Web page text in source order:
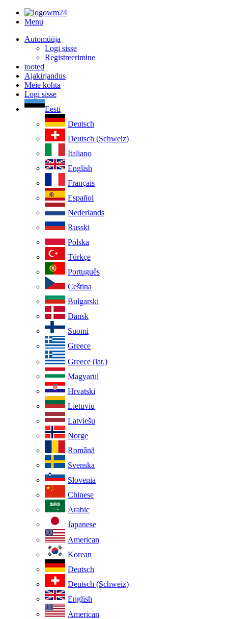
Menu
Automüüja
Logi sisse
Registreerimine
tooted
Ajakirjandus
Meie kohta
Logi sisse
Eesti
Deutsch
Deutsch (Schweiz)
Italiano
English
Français
Español
Nederlands
Russki
Polska
Türkçe
Português
Ceština
Bulgarski
Dansk
Suomi
Greece
Greece (lat.)
Magyarul
Hrvatski
Lietuviu
Latviešu
Norge
Românã
Svenska
Slovenia
Chinese
Arabic
Japanese
American
Korean
Deutsch
Deutsch (Schweiz)
English
American